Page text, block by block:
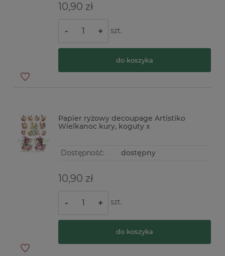
10,90 zł
- + szt.
do koszyka
Papier ryżowy decoupage Artistiko
Wielkanoc kury, koguty x
Dostępność: dostępny
10,90 zł
- + szt.
do koszyka